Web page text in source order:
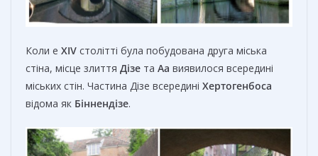
Коли e XIV столітті була побудована друга міська
стіна, місце злиття Дізе та Аа виявилося всередині
міських стін. Частина Дізе всередині Хертогенбоса
відома як Біннендізе.